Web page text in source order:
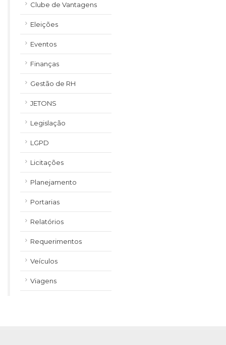
Clube de Vantagens
Eleições
Eventos
Finanças
Gestão de RH
JETONS
Legislação
LGPD
Licitações
Planejamento
Portarias
Relatórios
Requerimentos
Veículos
Viagens